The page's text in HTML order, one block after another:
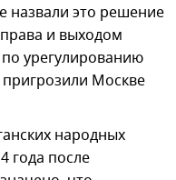
назвали это решение
и выходом
урегулированию
Москве
народных
года после